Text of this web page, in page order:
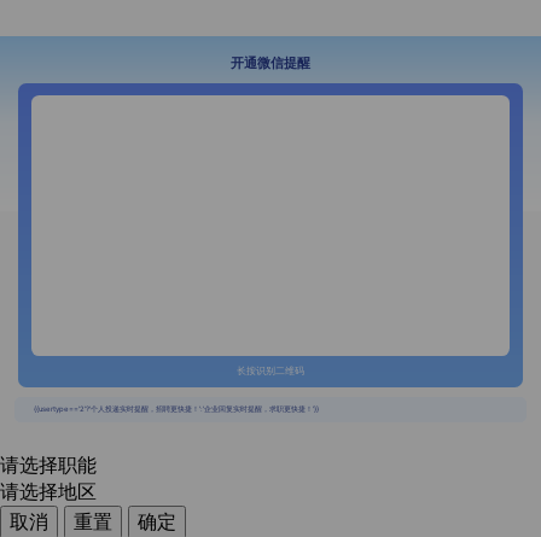
开通微信提醒
长按识别二维码
{{usertype=='2'?'个人投递实时提醒，招聘更快捷！':'企业回复实时提醒，求职更快捷！'}}
请选择职能
请选择地区
取消
重置
确定